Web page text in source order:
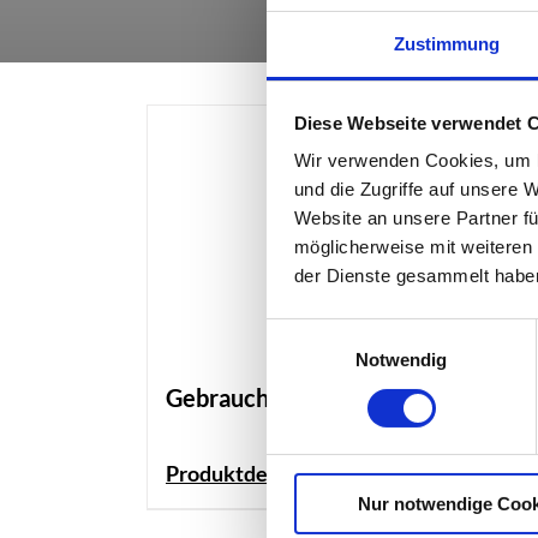
Zustimmung
Diese Webseite verwendet
Wir verwenden Cookies,
und die Zugriffe auf unsere
Website an unsere Partner
möglicherweise mit
der Dienste gesammelt
Notwendig
Nur notwendige
Gebrauchter Bauzaun
Produktdetails